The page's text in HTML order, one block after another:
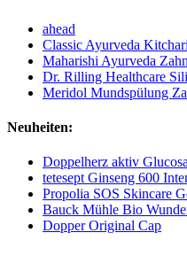
ahead
Classic Ayurveda
Maharishi Ayurveda
Dr. Rilling Healthcare
Meridol Mundspülung
Neuheiten:
Doppelherz aktiv
tetesept Ginseng 600
Propolia SOS Skincare
Bauck Mühle Bio
Dopper Original Cap